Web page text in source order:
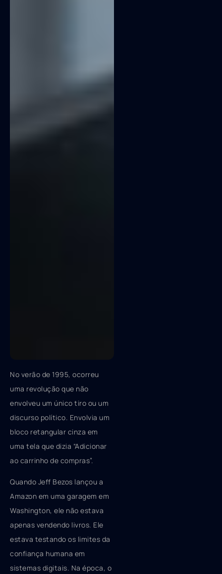
No verão de 1995, ocorreu
uma revolução que não
envolveu um único tiro ou um
discurso político. Envolvia um
bloco retangular cinza em
uma tela que dizia “Adicionar
ao carrinho de compras”.
Quando Jeff Bezos lançou a
Amazon em uma garagem em
Washington, ele não estava
apenas vendendo livros. Ele
estava testando os limites da
confiança humana em
sistemas digitais. Na época, o